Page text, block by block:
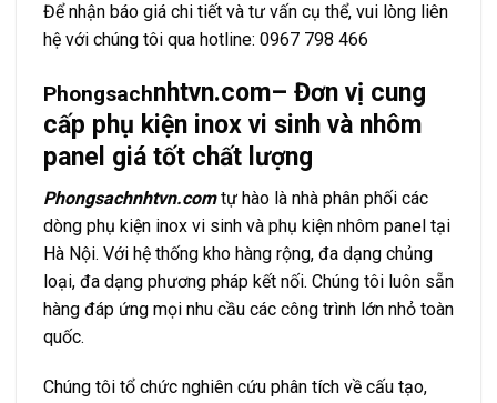
Để nhận báo giá chi tiết và tư vấn cụ thể, vui lòng liên
hệ với chúng tôi qua hotline: 0967 798 466
Phongsachnhtvn.com– Đơn vị cung
cấp phụ kiện inox vi sinh và nhôm
panel giá tốt chất lượng
Phongsachnhtvn.comtự hào là nhà phân phối các
dòng phụ kiện inox vi sinh và phụ kiện nhôm panel tại
Hà Nội. Với hệ thống kho hàng rộng, đa dạng chủng
loại, đa dạng phương pháp kết nối. Chúng tôi luôn sẵn
hàng đáp ứng mọi nhu cầu các công trình lớn nhỏ toàn
quốc.
Chúng tôi tổ chức nghiên cứu phân tích về cấu tạo,